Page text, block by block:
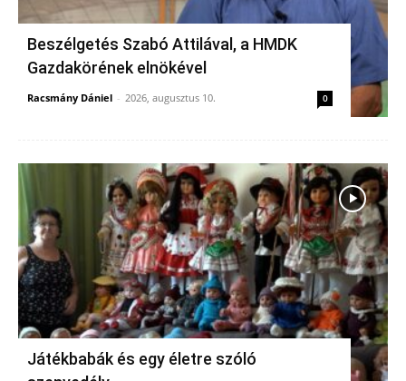
Beszélgetés Szabó Attilával, a HMDK
Gazdakörének elnökével
Racsmány Dániel - 2026, augusztus 10. 0
Játékbabák és egy életre szóló